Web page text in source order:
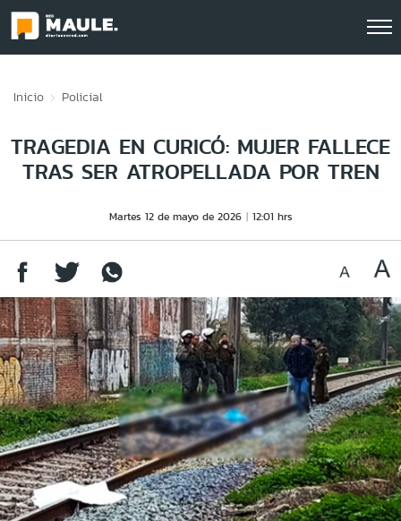
Inicio Policial
TRAGEDIA EN CURICÓ: MUJER FALLECE
TRAS SER ATROPELLADA POR TREN
Martes 12 de mayo de 2026 12:01 hrs